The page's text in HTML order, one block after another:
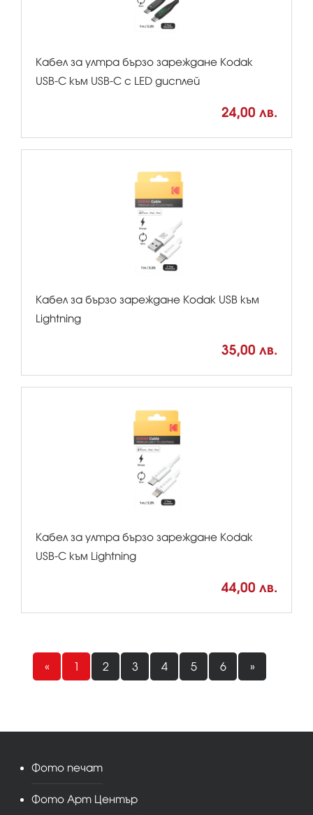
Кабел за ултра бързо зареждане Kodak
USB-C към USB-C с LED дисплей
24,00 лв.
Кабел за бързо зареждане Kodak USB към
Lightning
35,00 лв.
Кабел за ултра бързо зареждане Kodak
USB-C към Lightning
44,00 лв.
« 1 2 3 4 5 6 »
Фото печат
Фото Арт Център